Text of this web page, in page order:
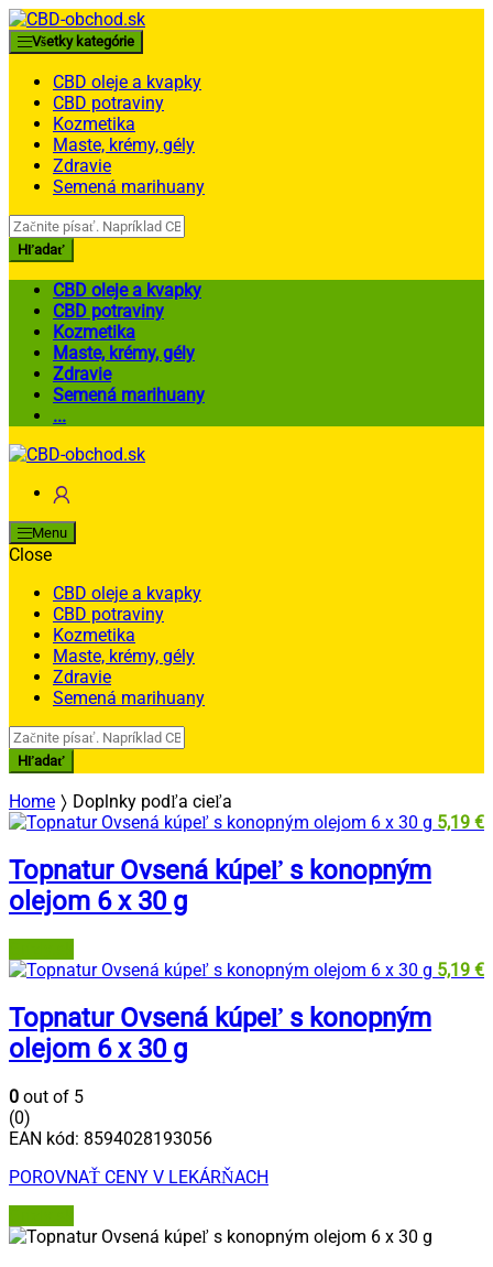
Skip
to
navigation
Skip
to
content
Všetky kategórie
CBD oleje a kvapky
CBD potraviny
Kozmetika
Maste, krémy, gély
Zdravie
Semená marihuany
Search
for:
Hľadať
CBD oleje a kvapky
CBD potraviny
Kozmetika
Maste, krémy, gély
Zdravie
Semená marihuany
...
Menu
Close
CBD oleje a kvapky
CBD potraviny
Kozmetika
Maste, krémy, gély
Zdravie
Semená marihuany
Search
for:
Hľadať
Home
Doplnky podľa cieľa
5,19 €
Topnatur Ovsená kúpeľ s konopným
olejom 6 x 30 g
5,19 €
Topnatur Ovsená kúpeľ s konopným
olejom 6 x 30 g
0 out of 5
(0)
EAN kód: 8594028193056
POROVNAŤ CENY V LEKÁRŇACH